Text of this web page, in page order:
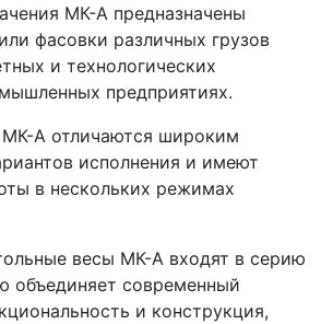
МК-А предназначены
фасовки различных грузов
и технологических
предприятиях.
А отличаются широким
исполнения и имеют
в нескольких режимах
весы МК-А входят в серию
объединяет современный
и конструкция,